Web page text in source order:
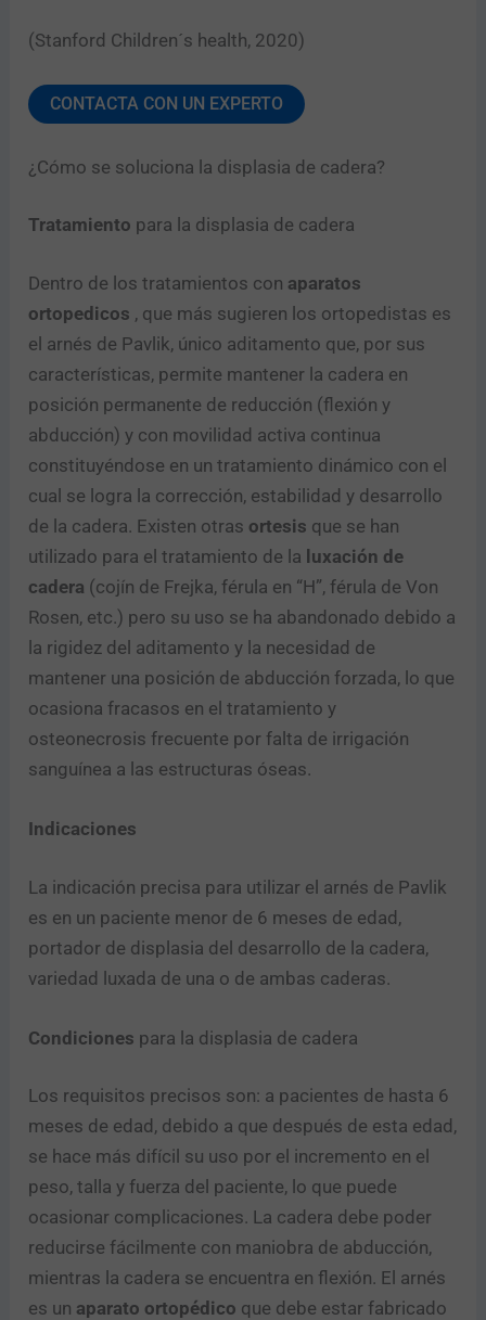
(Stanford Children´s health, 2020)
CONTACTA CON UN EXPERTO
¿Cómo se soluciona la displasia de cadera?
Tratamiento para la displasia de cadera
Dentro de los tratamientos con aparatos
ortopedicos , que más sugieren los ortopedistas es
el arnés de Pavlik, único aditamento que, por sus
características, permite mantener la cadera en
posición permanente de reducción (flexión y
abducción) y con movilidad activa continua
constituyéndose en un tratamiento dinámico con el
cual se logra la corrección, estabilidad y desarrollo
de la cadera. Existen otras ortesis que se han
utilizado para el tratamiento de la luxación de
cadera (cojín de Frejka, férula en “H”, férula de Von
Rosen, etc.) pero su uso se ha abandonado debido a
la rigidez del aditamento y la necesidad de
mantener una posición de abducción forzada, lo que
ocasiona fracasos en el tratamiento y
osteonecrosis frecuente por falta de irrigación
sanguínea a las estructuras óseas.
Indicaciones
La indicación precisa para utilizar el arnés de Pavlik
es en un paciente menor de 6 meses de edad,
portador de displasia del desarrollo de la cadera,
variedad luxada de una o de ambas caderas.
Condiciones para la displasia de cadera
Los requisitos precisos son: a pacientes de hasta 6
meses de edad, debido a que después de esta edad,
se hace más difícil su uso por el incremento en el
peso, talla y fuerza del paciente, lo que puede
ocasionar complicaciones. La cadera debe poder
reducirse fácilmente con maniobra de abducción,
mientras la cadera se encuentra en flexión. El arnés
es un aparato ortopédico que debe estar fabricado